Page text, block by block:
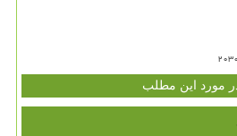
مورد این مطلب